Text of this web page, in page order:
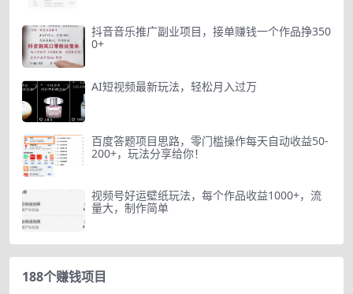
抖音音乐推广副业项目，接单赚钱一个作品挣350
0+
AI短视频最新玩法，轻松月入过万
百度答题项目思路，零门槛操作每天自动收益50-
200+，玩法分享给你！
视频号好运壁纸玩法，每个作品收益1000+，流
量大，制作简单
188个赚钱项目